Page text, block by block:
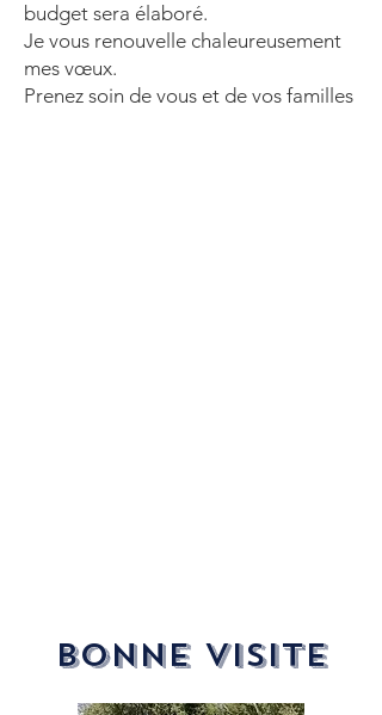
budget sera élaboré.
Je vous renouvelle chaleureusement
mes vœux.
Prenez soin de vous et de vos familles
Bonne visite